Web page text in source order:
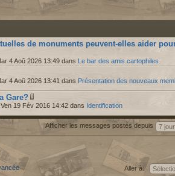
de monuments peuvent-elles aider
4 Aoû 2026 13:49 dans Le bar des amis cartophiles
4 Aoû 2026 13:41 dans Présentation des nouveaux
Gare?
19 Fév 2016 14:42 dans Identification
Afficher les messages postés depuis
Aller à: